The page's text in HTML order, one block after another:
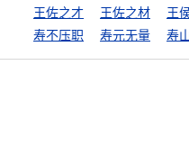
王佐之才 王佐之材 王
寿不压职
寿元无量 寿